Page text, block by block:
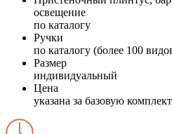
освещение
по каталогу
Ручки
по каталогу (более 100
Размер
индивидуальный
Цена
указана за базовую